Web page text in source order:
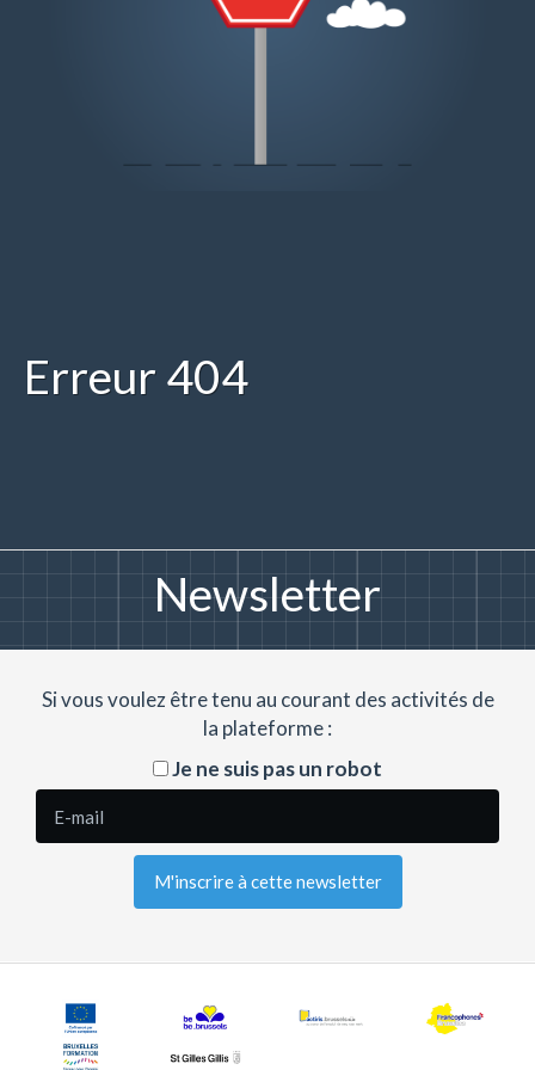
Erreur 404
Newsletter
Si vous voulez être tenu au courant des activités de
la plateforme :
Je ne suis pas un robot